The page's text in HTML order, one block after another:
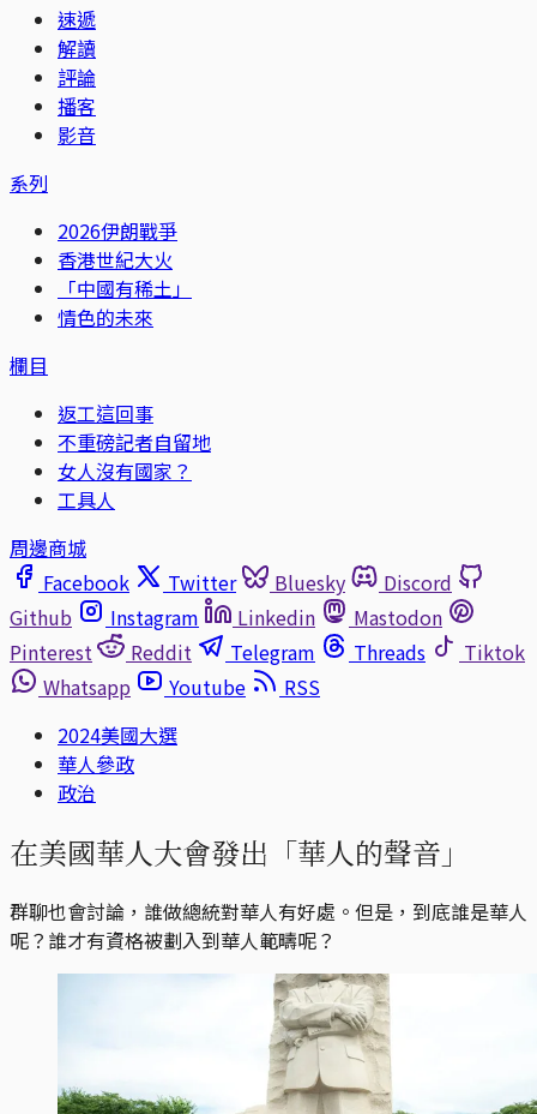
速遞
解讀
評論
播客
影音
系列
2026伊朗戰爭
香港世紀大火
「中國有稀土」
情色的未來
欄目
返工這回事
不重磅記者自留地
女人沒有國家？
工具人
周邊商城
Facebook
Twitter Bluesky
Discord
Github
Instagram Linkedin
Mastodon
Pinterest
Reddit Telegram Threads
Tiktok
Whatsapp
Youtube
RSS
2024美國大選
華人參政
政治
在美國華人大會發出「華人的聲音」
群聊也會討論，誰做總統對華人有好處。但是，到底誰是華人
呢？誰才有資格被劃入到華人範疇呢？